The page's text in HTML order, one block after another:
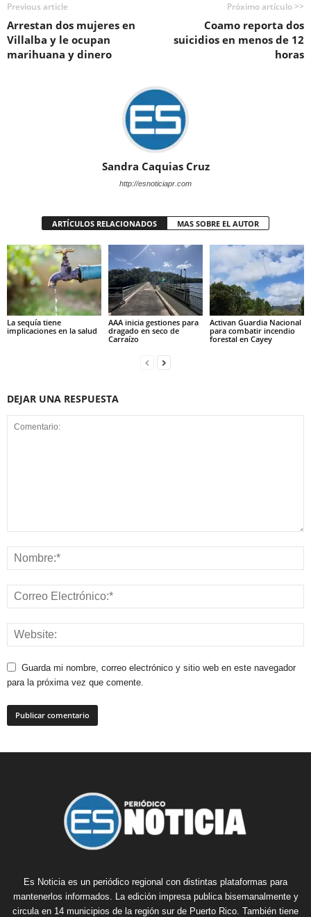
Previous article
Arrestan dos mujeres en
Villalba y le ocupan
marihuana y dinero
Próximo artículo >>
Coamo reporta dos
suicidios en menos de 12
horas
Sandra Caquias Cruz
http://esnoticiapr.com
ARTÍCULOS RELACIONADOS MAS SOBRE EL AUTOR
La sequía tiene
implicaciones en la salud
AAA inicia gestiones para
dragado en seco de
Carraízo
Activan Guardia Nacional
para combatir incendio
forestal en Cayey
DEJAR UNA RESPUESTA
Guarda mi nombre, correo electrónico y sitio web en este navegador
para la próxima vez que comente.
Es Noticia es un periódico regional con distintas plataformas para
mantenerlos informados. La edición impresa publica bisemanalmente y
circula en 14 municipios de la región sur de Puerto Rico. También tiene